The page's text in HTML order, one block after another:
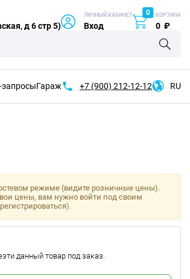
д 6 стр 5)
ЛИЧНЫЙ КАБИНЕТ
Вход
0 КОРЗИНА
0 ₽
запросыГараж +7 (900) 212-12-12 RU
режиме (видите розничные цены).
цены, вам нужно войти под своим
данный товар под заказ.